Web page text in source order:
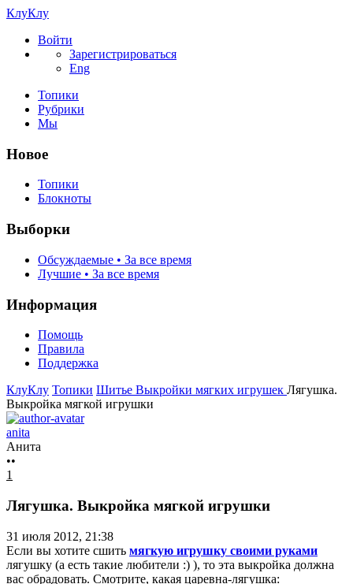
КлуКлу
Войти
Зарегистрироваться
Eng
Топики
Рубрики
Мы
Новое
Топики
Блокноты
Выборки
Обсуждаемые • За все время
Лучшие • За все время
Информация
Помощь
Правила
Поддержка
КлуКлу Топики Шитье Выкройки мягких игрушек Лягушка.
Выкройка мягкой игрушки
anita
Анита
••
1
Лягушка. Выкройка мягкой игрушки
31 июля 2012, 21:38
Если вы хотите сшить мягкую игрушку своими руками
лягушку (а есть такие любители :) ), то эта выкройка должна
вас обрадовать. Смотрите, какая царевна-лягушка: